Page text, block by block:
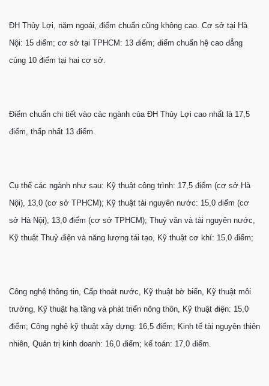
ĐH Thủy Lợi, năm ngoái, điểm chuẩn cũng không cao. Cơ sở tại Hà
Nội: 15 điểm; cơ sở tại TPHCM: 13 điểm; điểm chuẩn hệ cao đẳng
cùng 10 điểm tại hai cơ sở.
Ðiểm chuẩn chi tiết vào các ngành của ĐH Thủy Lợi cao nhất là 17,5
điểm, thấp nhất 13 điểm.
Cụ thể các ngành như sau: Kỹ thuật công trình: 17,5 điểm (cơ sở Hà
Nội), 13,0 (cơ sở TPHCM); Kỹ thuật tài nguyên nước: 15,0 điểm (cơ
sở Hà Nội), 13,0 điểm (cơ sở TPHCM); Thuỷ vãn và tài nguyên nước,
Kỹ thuật Thuỷ điện và năng lượng tái tạo, Kỹ thuật cơ khí: 15,0 điểm;
Công nghệ thông tin, Cấp thoát nước, Kỹ thuật bờ biển, Kỹ thuật môi
trường, Kỹ thuật hạ tầng và phát triển nông thôn, Kỹ thuật điện: 15,0
điểm; Công nghệ kỹ thuật xây dựng: 16,5 điểm; Kinh tế tài nguyên thiên
nhiên, Quản trị kinh doanh: 16,0 điểm; kế toán: 17,0 điểm.